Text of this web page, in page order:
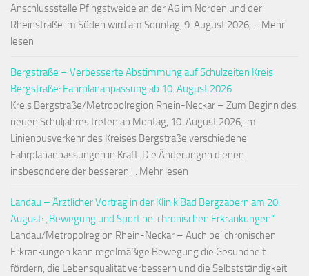
Anschlussstelle Pfingstweide an der A6 im Norden und der
Rheinstraße im Süden wird am Sonntag, 9. August 2026, ... Mehr
lesen
Bergstraße – Verbesserte Abstimmung auf Schulzeiten Kreis
Bergstraße: Fahrplananpassung ab 10. August 2026
Kreis Bergstraße/Metropolregion Rhein-Neckar – Zum Beginn des
neuen Schuljahres treten ab Montag, 10. August 2026, im
Linienbusverkehr des Kreises Bergstraße verschiedene
Fahrplananpassungen in Kraft. Die Änderungen dienen
insbesondere der besseren ... Mehr lesen
Landau – Ärztlicher Vortrag in der Klinik Bad Bergzabern am 20.
August: „Bewegung und Sport bei chronischen Erkrankungen“
Landau/Metropolregion Rhein-Neckar – Auch bei chronischen
Erkrankungen kann regelmäßige Bewegung die Gesundheit
fördern, die Lebensqualität verbessern und die Selbstständigkeit